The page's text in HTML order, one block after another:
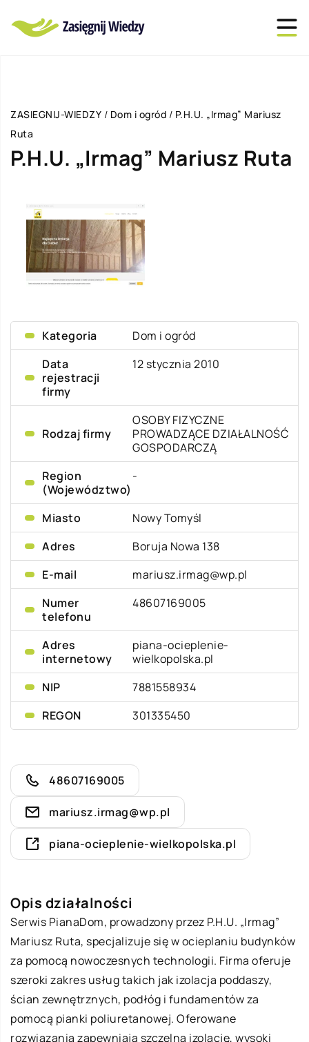
ZASIEGNIJ-WIEDZY / Dom i ogród / P.H.U. „Irmag” Mariusz
Ruta
P.H.U. „Irmag” Mariusz Ruta
Kategoria
Dom i ogród
Data
rejestracji
firmy
12 stycznia 2010
Rodzaj firmy
OSOBY FIZYCZNE
PROWADZĄCE DZIAŁALNOŚĆ
GOSPODARCZĄ
Region
(Województwo)
-
Miasto
Nowy Tomyśl
Adres
Boruja Nowa 138
E-mail
mariusz.irmag@wp.pl
Numer
telefonu
48607169005
Adres
internetowy
piana-ocieplenie-
wielkopolska.pl
NIP
7881558934
REGON
301335450
48607169005
mariusz.irmag@wp.pl
piana-ocieplenie-wielkopolska.pl
Opis działalności
Serwis PianaDom, prowadzony przez P.H.U. „Irmag”
Mariusz Ruta, specjalizuje się w ocieplaniu budynków
za pomocą nowoczesnych technologii. Firma oferuje
szeroki zakres usług takich jak izolacja poddaszy,
ścian zewnętrznych, podłóg i fundamentów za
pomocą pianki poliuretanowej. Oferowane
rozwiązania zapewniają szczelną izolację, wysoki